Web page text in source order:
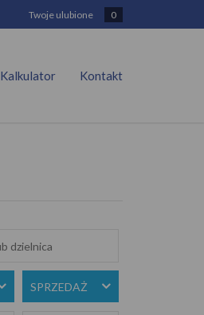
Twoje ulubione 0
Kalkulator Kontakt
SPRZEDAŻ